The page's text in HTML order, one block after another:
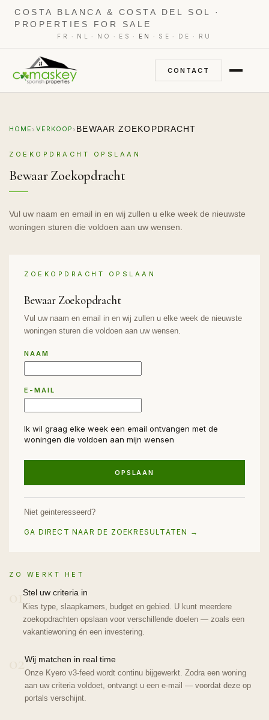
COSTA BLANCA & COSTA DEL SOL ·
PROPERTIES FOR SALE
FR · NL · NO · ES · EN · SE · DE · RU
CONTACT
HOME › VERKOOP ›BEWAAR ZOEKOPDRACHT
ZOEKOPDRACHT OPSLAAN
Bewaar Zoekopdracht
Vul uw naam en email in en wij zullen u elke week de nieuwste
woningen sturen die voldoen aan uw wensen.
ZOEKOPDRACHT OPSLAAN
Bewaar Zoekopdracht
Vul uw naam en email in en wij zullen u elke week de nieuwste
woningen sturen die voldoen aan uw wensen.
NAAM
E-MAIL
Ik wil graag elke week een email ontvangen met de
woningen die voldoen aan mijn wensen
OPSLAAN
Niet geinteresseerd?
GA DIRECT NAAR DE ZOEKRESULTATEN →
ZO WERKT HET
01Stel uw criteria in
Kies type, slaapkamers, budget en gebied. U kunt meerdere
zoekopdrachten opslaan voor verschillende doelen — zoals een
vakantiewoning én een investering.
02Wij matchen in real time
Onze Kyero v3-feed wordt continu bijgewerkt. Zodra een woning
aan uw criteria voldoet, ontvangt u een e-mail — voordat deze op
portals verschijnt.